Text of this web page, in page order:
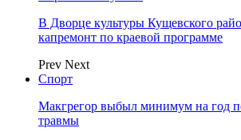
В Дворце культуры Кущевского
капремонт по краевой программе
Prev Next
Спорт
Макгрегор выбыл минимум на год
травмы